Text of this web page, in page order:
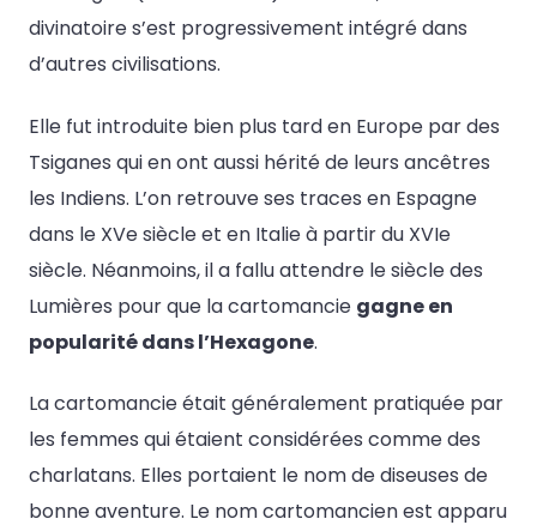
divinatoire s’est progressivement intégré dans
d’autres civilisations.
Elle fut introduite bien plus tard en Europe par des
Tsiganes qui en ont aussi hérité de leurs ancêtres
les Indiens. L’on retrouve ses traces en Espagne
dans le XVe siècle et en Italie à partir du XVIe
siècle. Néanmoins, il a fallu attendre le siècle des
Lumières pour que la cartomancie gagne en
popularité dans l’Hexagone.
La cartomancie était généralement pratiquée par
les femmes qui étaient considérées comme des
charlatans. Elles portaient le nom de diseuses de
bonne aventure. Le nom cartomancien est apparu